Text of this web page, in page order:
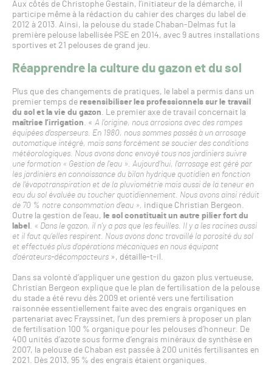
Aux côtés de Christophe Gestain, l’initiateur de la démarche, il
participe même à la rédaction du cahier des charges du label de
2012 à 2013. Ainsi, la pelouse du stade Chaban-Delmas fut la
première pelouse labellisée PSE en 2014, avec 9 autres installations
sportives et 21 pelouses de grand jeu.
Réapprendre la culture du gazon et du sol
Plus que des changements de pratiques, le label a permis dans un
premier temps de resensibiliser les professionnels sur le travail
du sol et la vie du gazon. Le premier axe de travail concernait la
maîtrise l’irrigation. « A l’origine, nous arrosions avec des rampes
équipées d’asperseurs. En 1980, nous sommes passés à un arrosage
automatique intégré, mais sans forcément se soucier des conditions
météorologiques. Nous avons donc envoyé tous nos jardiniers suivre
une formation « Gestion de l’eau ». Aujourd’hui, l’arrosage est géré par
les jardiniers en connaissance du bilan hydrique quotidien en fonction
de l’évapotranspiration et de la pluviométrie mais aussi de la teneur en
eau du sol évaluée au toucher quotidiennement. Nous avons ainsi réduit
de 70 % notre consommation d’eau », indique Christian Bergeon.
Outre la gestion de l’eau, le sol constituait un autre pilier fort du
label . « Dans le gazon, il n’y a pas que les feuilles. Il y a les racines aussi
et il faut qu’elles respirent. Nous avons donc travaillé la porosité du sol
et effectués plus d’opérations mécaniques en nous équipant
d’aérateurs-décompacteurs », détaille-t-il.
Dans sa volonté d’appliquer une gestion du gazon plus vertueuse,
Christian Bergeon explique que le plan de fertilisation de la pelouse
du stade a été revu dès 2009 et orienté vers une fertilisation
raisonnée essentiellement faite avec des engrais organiques en
partenariat avec Frayssinet, l’un des premiers à proposer un plan
de fertilisation 100 % organique pour les pelouses d’honneur. De
400 unités d’azote sous forme d’engrais minéraux de synthèse en
2007, la pelouse de Chaban est passée à 200 unités fertilisantes en
2021. Dès 2013, 95 % des engrais étaient organiques.